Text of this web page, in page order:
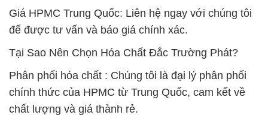
Giá HPMC Trung Quốc: Liên hệ ngay với chúng tôi
để được tư vấn và báo giá chính xác.
Tại Sao Nên Chọn Hóa Chất Đắc Trường Phát?
Phân phối hóa chất : Chúng tôi là đại lý phân phối
chính thức của HPMC từ Trung Quốc, cam kết về
chất lượng và giá thành rẻ.